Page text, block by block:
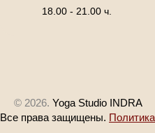
18.00 - 21.00 ч.
© 2026. Yoga Studio INDRA
Все права защищены.